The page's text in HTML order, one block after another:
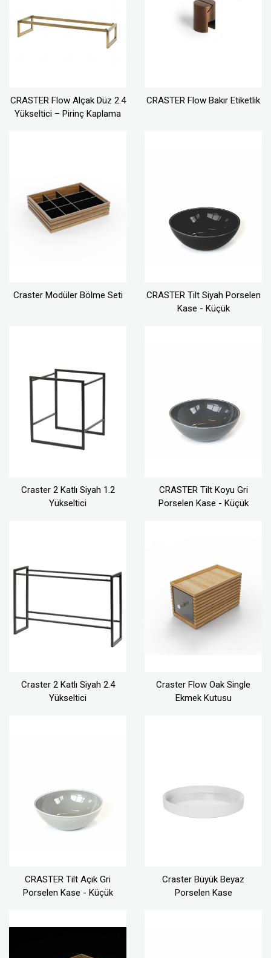
CRASTER Flow Alçak Düz 2.4
Yükseltici – Pirinç Kaplama
CRASTER Flow Bakır Etiketlik
Craster Modüler Bölme Seti
CRASTER Tilt Siyah Porselen
Kase - Küçük
Craster 2 Katlı Siyah 1.2
Yükseltici
CRASTER Tilt Koyu Gri
Porselen Kase - Küçük
Craster 2 Katlı Siyah 2.4
Yükseltici
Craster Flow Oak Single
Ekmek Kutusu
CRASTER Tilt Açık Gri
Porselen Kase - Küçük
Craster Büyük Beyaz
Porselen Kase